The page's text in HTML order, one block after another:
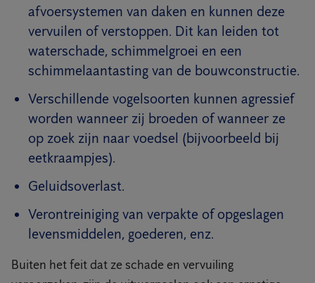
afvoersystemen van daken en kunnen deze
vervuilen of verstoppen. Dit kan leiden tot
waterschade, schimmelgroei en een
schimmelaantasting van de bouwconstructie.
Verschillende vogelsoorten kunnen agressief
worden wanneer zij broeden of wanneer ze
op zoek zijn naar voedsel (bijvoorbeeld bij
eetkraampjes).
Geluidsoverlast.
Verontreiniging van verpakte of opgeslagen
levensmiddelen, goederen, enz.
Buiten het feit dat ze schade en vervuiling